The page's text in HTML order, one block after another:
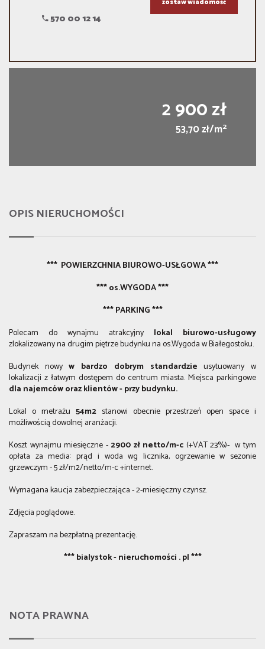
570 00 12 14
zostaw wiadomość
2 900 zł
53,70 zł/m2
OPIS NIERUCHOMOŚCI
*** POWIERZCHNIA BIUROWO-USŁGOWA ***
*** os.WYGODA ***
*** PARKING ***
Polecam do wynajmu atrakcyjny lokal biurowo-usługowy
zlokalizowany na drugim piętrze budynku na os.Wygoda w Białegostoku.
Budynek nowyw bardzo dobrym standardzie usytuowany w
lokalizacji z łatwym dostępem do centrum miasta. Miejsca parkingowe
dla najemców oraz klientów - przy budynku.
Lokal o metrażu 54m2 stanowi obecnie przestrzeń open space i
możliwością dowolnej aranżacji.
Koszt wynajmu miesięczne - 2900 zł netto/m-c (+VAT 23%)- w tym
opłata za media: prąd i woda wg licznika, ogrzewanie w sezonie
grzewczym - 5 zł/m2/netto/m-c +internet.
Wymagana kaucja zabezpieczająca - 2-miesięczny czynsz.
Zdjęcia poglądowe.
Zapraszam na bezpłatną prezentację.
*** bialystok - nieruchomości . pl ***
NOTA PRAWNA